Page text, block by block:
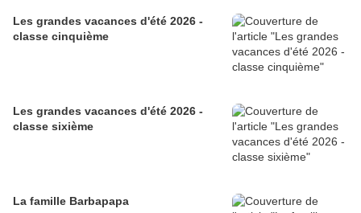
Les grandes vacances d'été 2026 -
classe cinquième
Les grandes vacances d'été 2026 -
classe sixième
La famille Barbapapa